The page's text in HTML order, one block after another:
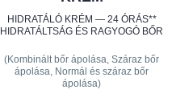
HIDRATÁLÓ KRÉM — 24 ÓRÁS**
HIDRATÁLTSÁG ÉS RAGYOGÓ BŐR
(Kombinált bőr ápolása, Száraz bőr
ápolása, Normál és száraz bőr
ápolása)